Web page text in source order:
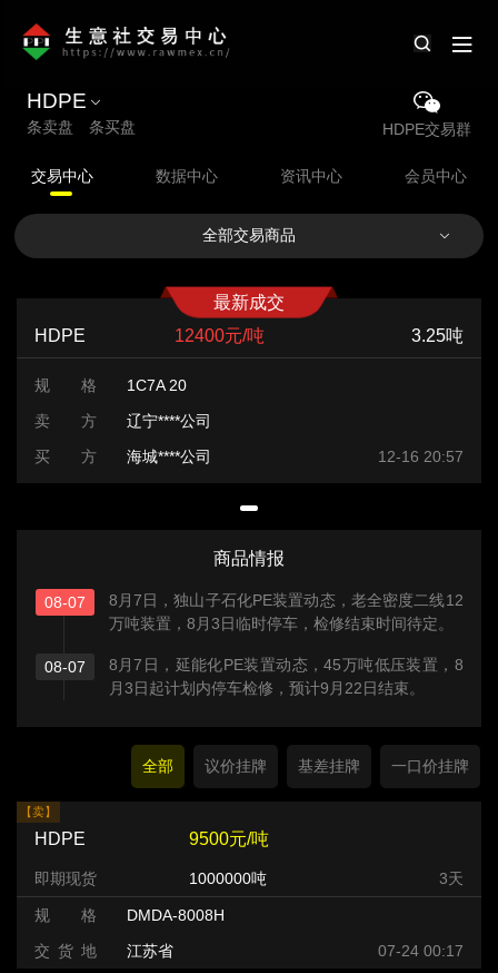
HDPE
条卖盘 条买盘 HDPE交易群
交易中心 数据中心 资讯中心 会员中心
全部交易商品
最新成交
HDPE
12400元/吨 3.25吨
规 格
1C7A 20
卖 方
辽宁****公司
买 方
海城****公司 12-16 20:57
商品情报
08-07
8月7日，独山子石化PE装置动态，老全密度二线12
万吨装置，8月3日临时停车，检修结束时间待定。
08-07
8月7日，延能化PE装置动态，45万吨低压装置，8
月3日起计划内停车检修，预计9月22日结束。
全部 议价挂牌 基差挂牌 一口价挂牌
【卖】
HDPE 9500元/吨
即期现货 1000000吨 3天
规 格
DMDA-8008H
交 货 地
江苏省 07-24 00:17